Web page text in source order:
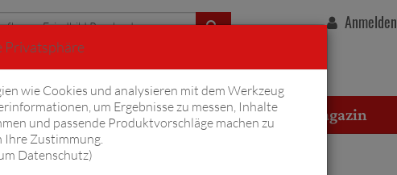
Anmelden
Komplizen Overton Magazin
Privatsphäre
wie Cookies und analysieren mit dem Werkzeug
um Ergebnisse zu messen, Inhalte
und passende Produktvorschläge machen zu
Ihre Zustimmung.
Datenschutz)